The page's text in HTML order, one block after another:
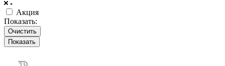
Акция
Показать:
Очистить